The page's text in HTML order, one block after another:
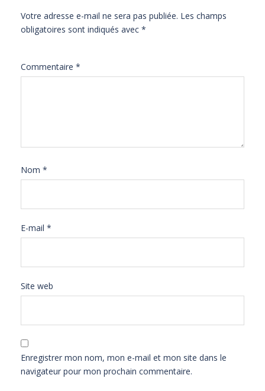
Votre adresse e-mail ne sera pas publiée. Les champs
obligatoires sont indiqués avec *
Commentaire *
Nom *
E-mail *
Site web
Enregistrer mon nom, mon e-mail et mon site dans le
navigateur pour mon prochain commentaire.